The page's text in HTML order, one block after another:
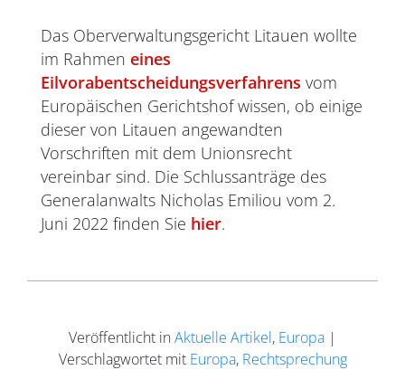
Das Oberverwaltungsgericht Litauen wollte
im Rahmen eines
Eilvorabentscheidungsverfahrens vom
Europäischen Gerichtshof wissen, ob einige
dieser von Litauen angewandten
Vorschriften mit dem Unionsrecht
vereinbar sind. Die Schlussanträge des
Generalanwalts Nicholas Emiliou vom 2.
Juni 2022 finden Sie hier.
Veröffentlicht inAktuelle Artikel, Europa |
Verschlagwortet mit Europa, Rechtsprechung